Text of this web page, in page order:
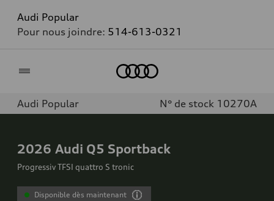
Audi Popular
Pour nous joindre: 514-613-0321
Audi Popular N° de stock 10270A
2026 Audi Q5 Sportback
Progressiv TFSI quattro S tronic
Disponible dès maintenant